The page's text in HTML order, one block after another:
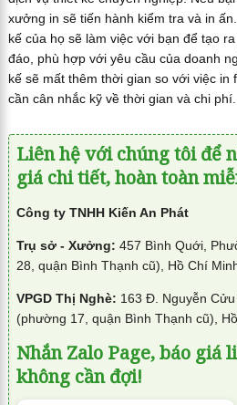
xưởng in sẽ tiến hành kiểm tra và in
kế của họ sẽ làm việc với bạn để tạo
đáo, phù hợp với yêu cầu của doanh
kế sẽ mất thêm thời gian so với việc in
cần cân nhắc kỹ về thời gian và chi phí.
Liên hệ với chúng tôi để
giá chi tiết, hoàn toàn
Công ty TNHH Kiến An Phát
Trụ sở - Xưởng: 457 Bình Quới,
28, quận Bình Thạnh cũ), Hồ Chí
VPGD Thị Nghè: 163 Đ. Nguyễn
(phường 17, quận Bình Thạnh cũ),
Nhắn Zalo Page, báo giá
không cần đợi!